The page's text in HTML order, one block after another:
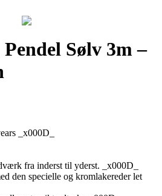
Sølv 3m –
_x000D_
fra inderst til yderst. _x000D_
den specielle og kromlakereder let